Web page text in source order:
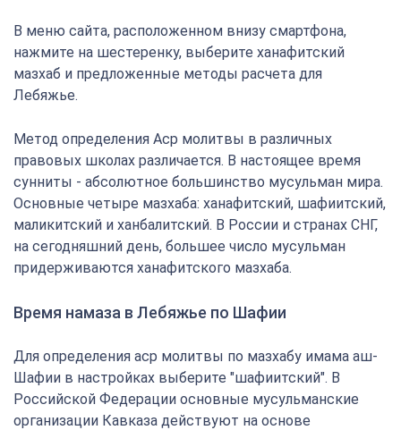
В меню сайта, расположенном внизу смартфона,
нажмите на шестеренку, выберите ханафитский
мазхаб и предложенные методы расчета для
Лебяжье.
Метод определения Аср молитвы в различных
правовых школах различается. В настоящее время
сунниты - абсолютное большинство мусульман мира.
Основные четыре мазхаба: ханафитский, шафиитский,
маликитский и ханбалитский. В России и странах СНГ,
на сегодняшний день, большее число мусульман
придерживаются ханафитского мазхаба.
Время намаза в Лебяжье по Шафии
Для определения аср молитвы по мазхабу имама аш-
Шафии в настройках выберите "шафиитский". В
Российской Федерации основные мусульманские
организации Кавказа действуют на основе